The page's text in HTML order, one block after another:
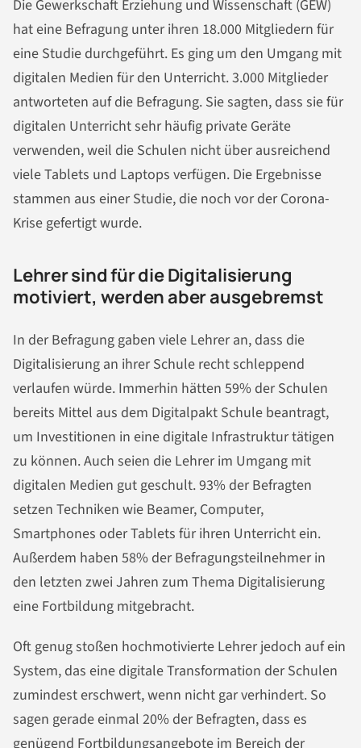
Die Gewerkschaft Erziehung und Wissenschaft (GEW)
hat eine Befragung unter ihren 18.000 Mitgliedern für
eine Studie durchgeführt. Es ging um den Umgang mit
digitalen Medien für den Unterricht. 3.000 Mitglieder
antworteten auf die Befragung. Sie sagten, dass sie für
digitalen Unterricht sehr häufig private Geräte
verwenden, weil die Schulen nicht über ausreichend
viele Tablets und Laptops verfügen. Die Ergebnisse
stammen aus einer Studie, die noch vor der Corona-
Krise gefertigt wurde.
Lehrer sind für die Digitalisierung
motiviert, werden aber ausgebremst
In der Befragung gaben viele Lehrer an, dass die
Digitalisierung an ihrer Schule recht schleppend
verlaufen würde. Immerhin hätten 59% der Schulen
bereits Mittel aus dem Digitalpakt Schule beantragt,
um Investitionen in eine digitale Infrastruktur tätigen
zu können. Auch seien die Lehrer im Umgang mit
digitalen Medien gut geschult. 93% der Befragten
setzen Techniken wie Beamer, Computer,
Smartphones oder Tablets für ihren Unterricht ein.
Außerdem haben 58% der Befragungsteilnehmer in
den letzten zwei Jahren zum Thema Digitalisierung
eine Fortbildung mitgebracht.
Oft genug stoßen hochmotivierte Lehrer jedoch auf ein
System, das eine digitale Transformation der Schulen
zumindest erschwert, wenn nicht gar verhindert. So
sagen gerade einmal 20% der Befragten, dass es
genügend Fortbildungsangebote im Bereich der